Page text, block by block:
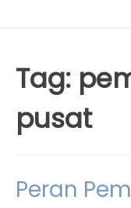
Tag:
pusat
Peran